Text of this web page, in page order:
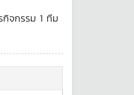
กิจกรรม 1 ทีม